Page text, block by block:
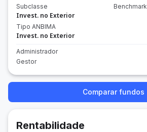
Subclasse
Invest. no Exterior
Tipo ANBIMA
Invest. no Exterior
Benchmark
Administrador
Gestor
Comparar fundos
Rentabilidade